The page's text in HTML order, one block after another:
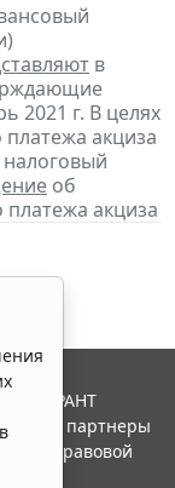
в
2021 г. В целях
акциза
налоговый
об
акциза
ГАРАНТ
и ее партнеры
правовой